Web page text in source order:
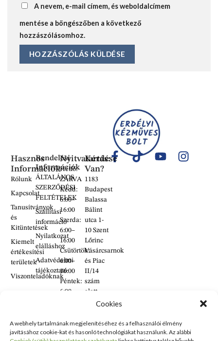
Cookies
A webhely tartalmának megjelenítéséhez és a felhasználói élmény
javításához cookie-kat és hasonló technológiákat használunk. Az alábbi
A nevem, e-mail címem, és weboldalcímem
mentése a böngészőben a következő
hozzászólásomhoz.
Hasznos
Információk
Rólunk
Kapcsolat
Tanusítványok
és
Kitüntetések
Kiemelt
értékesítési
területek
Viszonteladóknak
Rendelési
Információk
ÁLTALÁNOS
SZERZŐDÉSI
FELTÉTELEK
Szállítási
információ
Nyilatkozat
elálláshoz
Adatvédelmi
tájékoztató
Kérdése
Van?
1183
Budapest
Balassa
Bálint
utca 1-
10 Szent
Lőrinc
Vásárcsarnok
és Piac
II/14
szám
alatt
található
+36 30
938
Nyitvatartás:
Hétfő:
ZÁRVA
Kedd:
6:00–
16:00
Szerda:
6:00–
16:00
Csütörtök:
6:00–
16:00
Péntek:
6:00–
6:00–
14:00